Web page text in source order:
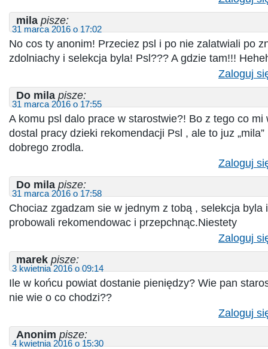
mila pisze:
31 marca 2016 o 17:02
No cos ty anonim! Przeciez psl i po nie zalatwiali po
zdolniachy i selekcja byla! Psl??? A gdzie tam!!!
Zaloguj
Do mila pisze:
31 marca 2016 o 17:55
A komu psl dalo prace w starostwie?! Bo z tego co mi
dostal pracy dzieki rekomendacji Psl , ale to juz
dobrego zrodla.
Zaloguj
Do mila pisze:
31 marca 2016 o 17:58
Chociaz zgadzam sie w jednym z tobą , selekcja byla
probowali rekomendowac i przepchnąc.Niestety
Zaloguj
marek pisze:
3 kwietnia 2016 o 09:14
Ile w końcu powiat dostanie pieniędzy? Wie pan
nie wie o co chodzi??
Zaloguj
Anonim pisze:
4 kwietnia 2016 o 15:30